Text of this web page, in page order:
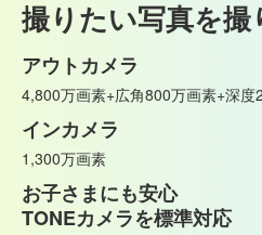
撮りたい写真を
アウトカメラ
4,800万画素+広角800万画素+深度
インカメラ
1,300万画素
お子さまにも安心
TONEカメラを標準対応